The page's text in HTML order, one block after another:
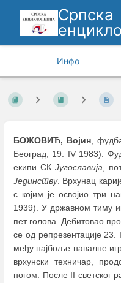
Српска
Инфо
БОЖОВИЋ, Војин,
Београд, 19. IV 1983).
екипи СКЈугославија,
Јединству. Врхунац
с којим је освојио три
1939). У државном тиму
пет голова. Дебитовао
се од репрезентације
међу најбоље навалне
врхунски техничар,
ногом. После II свeтског